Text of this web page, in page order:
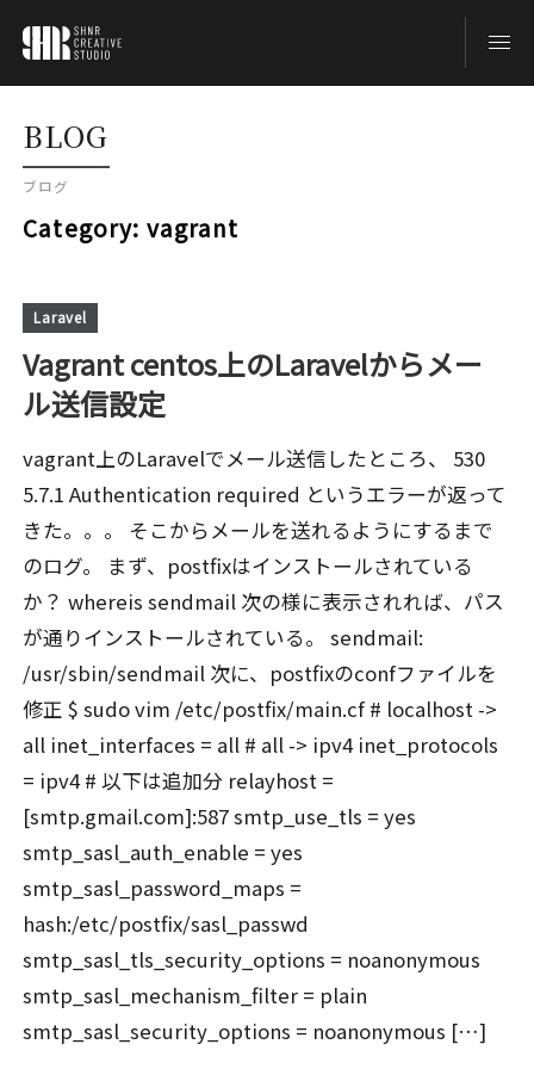
TOP
CONTACT
BLOG
ブログ
Category: vagrant
Laravel
Vagrant centos上のLaravelからメー
ル送信設定
vagrant上のLaravelでメール送信したところ、 530
5.7.1 Authentication required というエラーが返って
きた。。。 そこからメールを送れるようにするまで
のログ。 まず、postfixはインストールされている
か？ whereis sendmail 次の様に表示されれば、パス
が通りインストールされている。 sendmail:
/usr/sbin/sendmail 次に、postfixのconfファイルを
修正 $ sudo vim /etc/postfix/main.cf # localhost ->
all inet_interfaces = all # all -> ipv4 inet_protocols
= ipv4 # 以下は追加分 relayhost =
[smtp.gmail.com]:587 smtp_use_tls = yes
smtp_sasl_auth_enable = yes
smtp_sasl_password_maps =
hash:/etc/postfix/sasl_passwd
smtp_sasl_tls_security_options = noanonymous
smtp_sasl_mechanism_filter = plain
smtp_sasl_security_options = noanonymous […]